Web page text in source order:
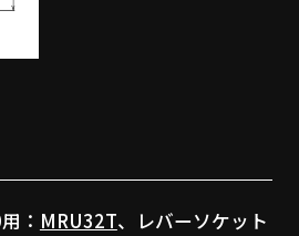
： MRU32T、レバーソケット